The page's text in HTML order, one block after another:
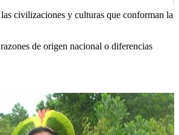
civilizaciones y culturas que conforman la
de origen nacional o diferencias